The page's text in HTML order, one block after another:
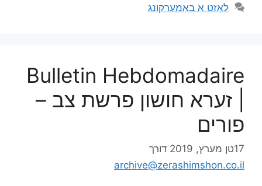
לאָזט אַ באַמערקונג
Bulletin Hebdomadaire
| זערא חושון פרשת צב –
פורים
17טן מערץ, 2019
דורך
archive@zerashimshon.co.il